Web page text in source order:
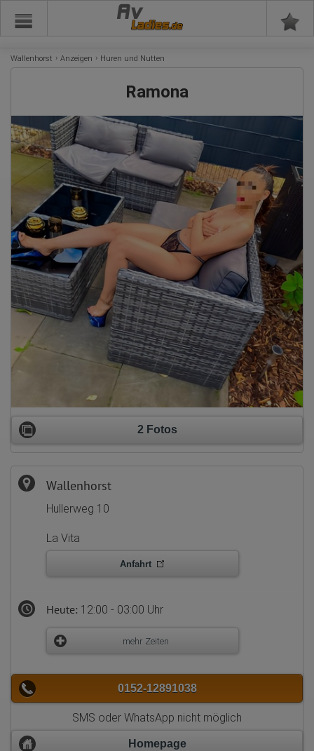
Av
Wallenhorst Anzeigen Huren und Nutten
Ramona
2 Fotos
Wallenhorst
Hullerweg 10
La Vita
Anfahrt
Heute: 12:00 - 03:00 Uhr
mehr Zeiten
0152-12891038
SMS oder WhatsApp nicht möglich
Homepage